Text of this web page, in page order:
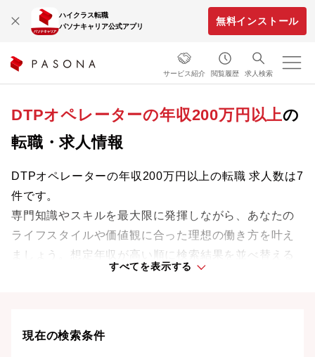
ハイクラス転職
パソナキャリア公式アプリ
無料インストール
サービス紹介 閲覧履歴 求人検索
DTPオペレーターの年収200万円以上の
転職・求人情報
DTPオペレーターの年収200万円以上の転職 求人数は7
件です。
専門知識やスキルを最大限に発揮しながら、あなたの
ライフスタイルや価値観に合った理想の働き方を叶え
ましょう。想定年収が高い順に検索結果を並べ替える
すべてを表示する
現在の検索条件